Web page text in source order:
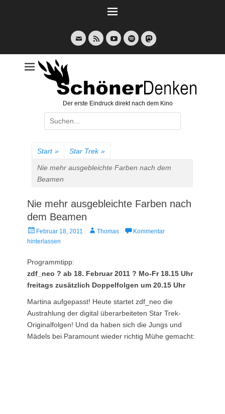
E-
Mail
Feed YouTubeSpotify
Der erste Eindruck direkt nach dem Kino
Suche
nach:
Start » Star Trek »
Nie mehr ausgebleichte Farben nach dem
Beamen
Nie mehr ausgebleichte Farben nach
dem Beamen
Veröffentlicht
am
Februar 18, 2011 AutorThomas
Kommentar
hinterlassen
Programmtipp:
zdf_neo ? ab 18. Februar 2011 ? Mo-Fr 18.15 Uhr
freitags zusätzlich Doppelfolgen um 20.15 Uhr
Martina aufgepasst! Heute startet zdf_neo die
Austrahlung der digital überarbeiteten Star Trek-
Originalfolgen! Und da haben sich die Jungs und
Mädels bei Paramount wieder richtig Mühe gemacht: